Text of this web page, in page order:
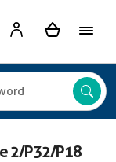
2/P32/P18